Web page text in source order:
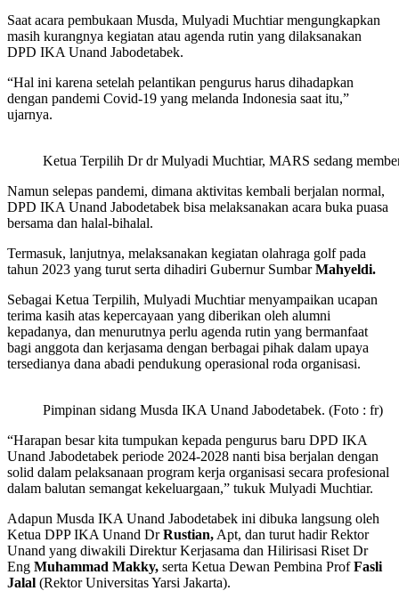
Saat acara pembukaan Musda, Mulyadi Muchtiar mengungkapkan
masih kurangnya kegiatan atau agenda rutin yang dilaksanakan
DPD IKA Unand Jabodetabek.
“Hal ini karena setelah pelantikan pengurus harus dihadapkan
dengan pandemi Covid-19 yang melanda Indonesia saat itu,”
ujarnya.
Ketua Terpilih Dr dr Mulyadi Muchtiar, MARS sedang
Namun selepas pandemi, dimana aktivitas kembali berjalan normal,
DPD IKA Unand Jabodetabek bisa melaksanakan acara buka puasa
bersama dan halal-bihalal.
Termasuk, lanjutnya, melaksanakan kegiatan olahraga golf pada
tahun 2023 yang turut serta dihadiri Gubernur SumbarMahyeldi.
Sebagai Ketua Terpilih, Mulyadi Muchtiar menyampaikan ucapan
terima kasih atas kepercayaan yang diberikan oleh alumni
kepadanya, dan menurutnya perlu agenda rutin yang bermanfaat
bagi anggota dan kerjasama dengan berbagai pihak dalam upaya
tersedianya dana abadi pendukung operasional roda organisasi.
Pimpinan sidang Musda IKA Unand Jabodetabek. (Foto : fr)
“Harapan besar kita tumpukan kepada pengurus baru DPD IKA
Unand Jabodetabek periode 2024-2028 nanti bisa berjalan dengan
solid dalam pelaksanaan program kerja organisasi secara profesional
dalam balutan semangat kekeluargaan,” tukuk Mulyadi Muchtiar.
Adapun Musda IKA Unand Jabodetabek ini dibuka langsung oleh
Ketua DPP IKA Unand DrRustian, Apt, dan turut hadir Rektor
Unand yang diwakili Direktur Kerjasama dan Hilirisasi Riset Dr
Eng Muhammad Makky, serta Ketua Dewan Pembina ProfFasli
Jalal (Rektor Universitas Yarsi Jakarta).